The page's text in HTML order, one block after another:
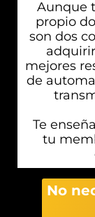
Aunque
propio
son dos
mejores
de
Te
tu
No